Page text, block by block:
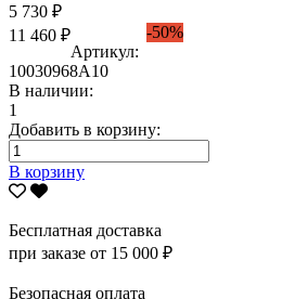
5 730 ₽
11 460 ₽
-50%
Артикул:
10030968А10
В наличии:
1
Добавить в корзину:
В корзину
Бесплатная доставка
при заказе от 15 000 ₽
Безопасная оплата